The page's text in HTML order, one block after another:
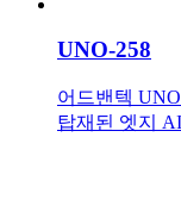
UNO-258
어드밴텍
탑재된 엣지